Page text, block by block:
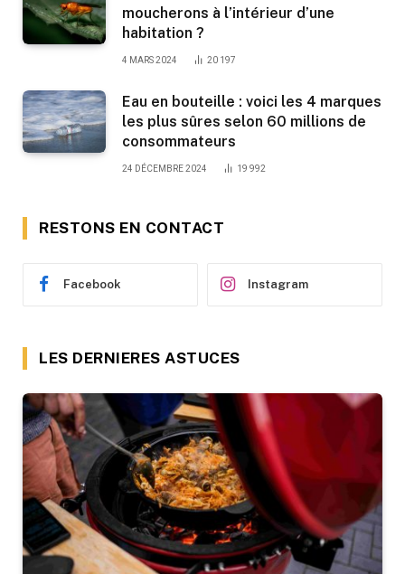
moucherons à l’intérieur d’une
habitation ?
4 MARS 2024 20 197
Eau en bouteille : voici les 4 marques
les plus sûres selon 60 millions de
consommateurs
24 DÉCEMBRE 2024 19 992
RESTONS EN CONTACT
Facebook Instagram
LES DERNIERES ASTUCES